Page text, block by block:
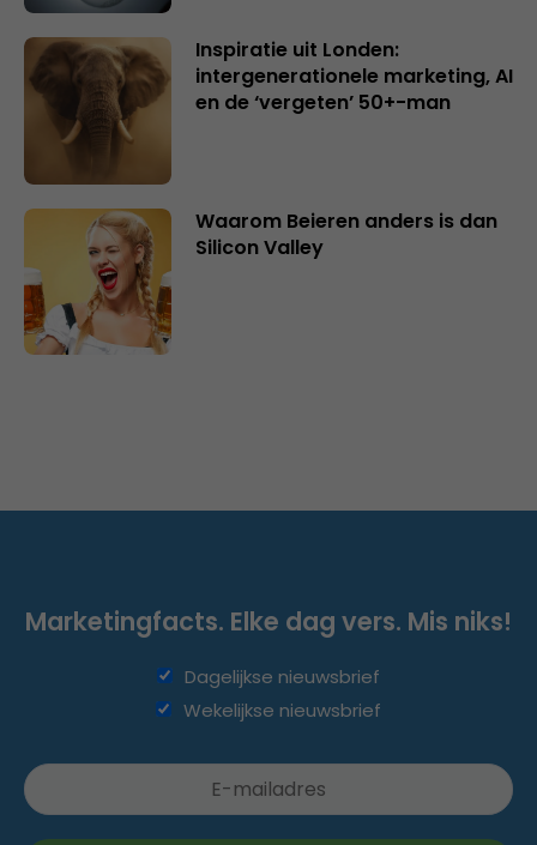
Inspiratie uit Londen:
intergenerationele marketing, AI
en de ‘vergeten’ 50+-man
Waarom Beieren anders is dan
Silicon Valley
Marketingfacts. Elke dag vers. Mis niks!
Dagelijkse nieuwsbrief
Wekelijkse nieuwsbrief